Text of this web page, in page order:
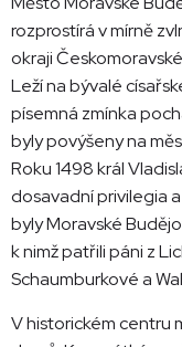
rozprostírá v mírně
okraji
Leží na bývalé
písemná zmínka
byly povýšeny na
Roku 1498 král
dosavadní privilegia
byly Moravské
k nimž patřili páni z
Schaumburkové a
V historickém centru